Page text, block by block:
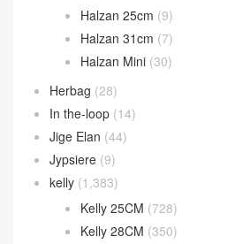
Halzan 25cm (9)
Halzan 31cm (7)
Halzan Mini (30)
Herbag (28)
In the-loop (14)
Jige Elan (44)
Jypsiere (9)
kelly (1,383)
Kelly 25CM (728)
Kelly 28CM (350)